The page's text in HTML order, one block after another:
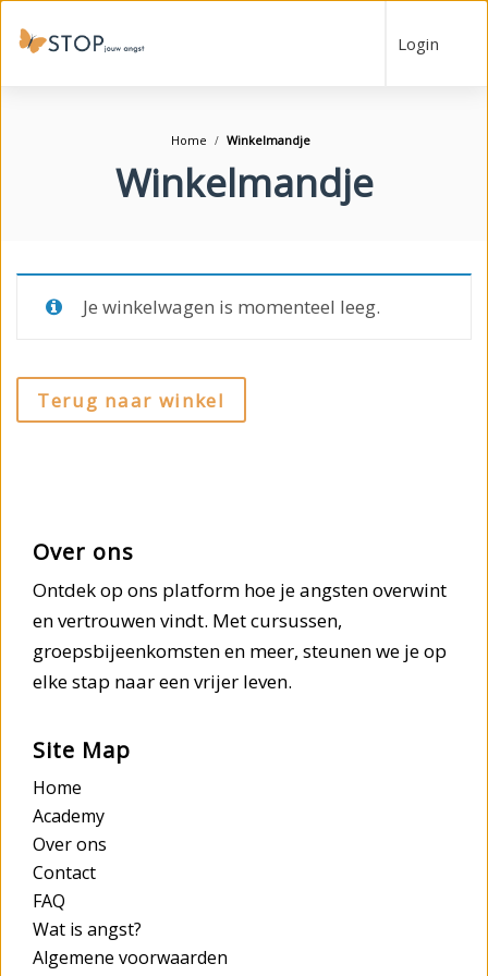
Login
Home Winkelmandje
Winkelmandje
Je winkelwagen is momenteel leeg.
Terug naar winkel
Over ons
Ontdek op ons platform hoe je angsten overwint
en vertrouwen vindt. Met cursussen,
groepsbijeenkomsten en meer, steunen we je op
elke stap naar een vrijer leven.
Site Map
Home
Academy
Over ons
Contact
FAQ
Wat is angst?
Algemene voorwaarden